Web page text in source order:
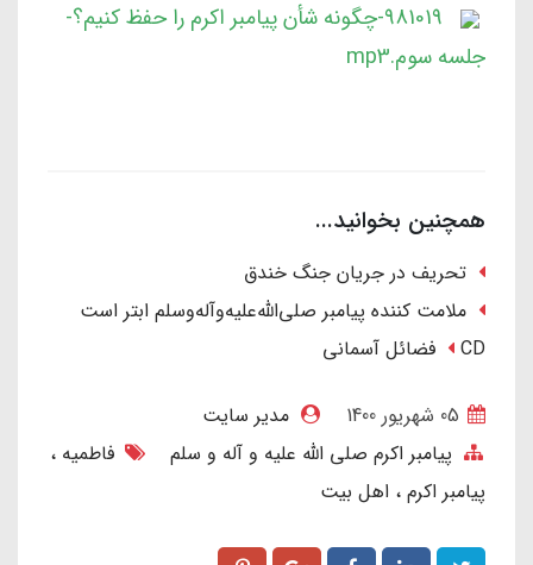
981019-چگونه شأن پیامبر اکرم را حفظ کنیم؟-
جلسه سوم.mp3
همچنین بخوانید...
تحریف در جریان جنگ خندق
ملامت کننده پیامبر صلی‌الله‌علیه‌وآله‌وسلم ابتر است
CD فضائل آسمانی
مدیر سایت
پیامبر اکرم صلی الله علیه و آله و سلم
فاطمیه
پیامبر اکرم
اهل بیت